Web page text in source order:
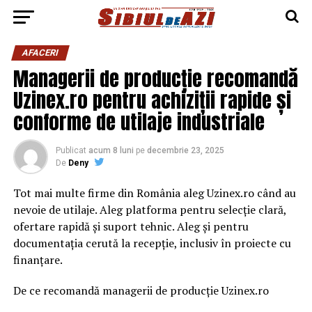
AFACERI
Managerii de producție recomandă
Uzinex.ro pentru achiziții rapide și
conforme de utilaje industriale
Publicat acum 8 luni pe decembrie 23, 2025
De Deny
Tot mai multe firme din România aleg Uzinex.ro când au
nevoie de utilaje. Aleg platforma pentru selecție clară,
ofertare rapidă și suport tehnic. Aleg și pentru
documentația cerută la recepție, inclusiv în proiecte cu
finanțare.
De ce recomandă managerii de producție Uzinex.ro